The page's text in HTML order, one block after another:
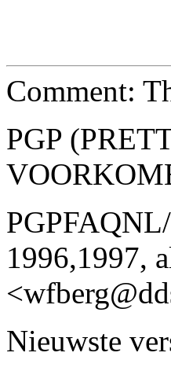
Comment:
PGP
1996,1997,
Nieuwste